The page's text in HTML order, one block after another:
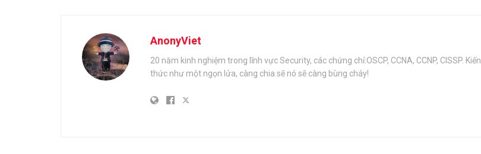
AnonyViet
20 năm kinh nghiệm trong lĩnh vực Security, các chứng chỉ:OSCP, CCNA, CCNP, CISSP. Kiến
thức như một ngọn lửa, càng chia sẽ nó sẽ càng bùng cháy!